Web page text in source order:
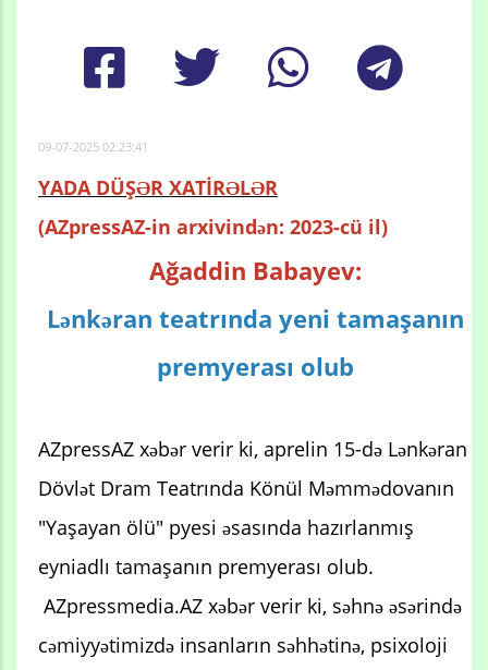
09-07-2025 02:23:41
YADA DÜŞƏR XATİRƏLƏR
(AZpressAZ-in arxivindən: 2023-cü il)
Ağaddin Babayev:
Lənkəran teatrında yeni tamaşanın
premyerası olub
AZpressAZ xəbər verir ki, aprelin 15-də Lənkəran
Dövlət Dram Teatrında Könül Məmmədovanın
"Yaşayan ölü" pyesi əsasında hazırlanmış
eyniadlı tamaşanın premyerası olub.
AZpressmedia.AZ xəbər verir ki, səhnə əsərində
cəmiyyətimizdə insanların səhhətinə, psixoloji